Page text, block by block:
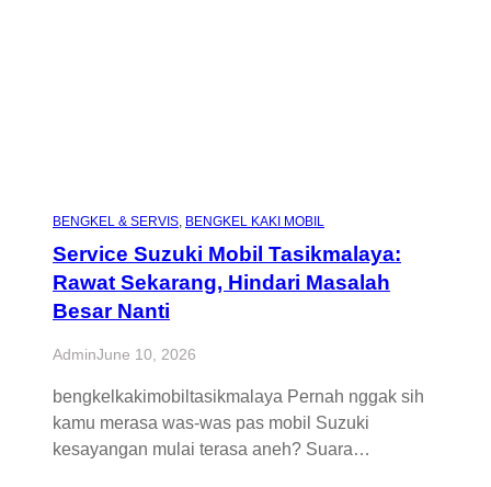
BENGKEL & SERVIS, BENGKEL KAKI MOBIL
Service Suzuki Mobil Tasikmalaya:
Rawat Sekarang, Hindari Masalah
Besar Nanti
AdminJune 10, 2026
bengkelkakimobiltasikmalaya Pernah nggak sih
kamu merasa was-was pas mobil Suzuki
kesayangan mulai terasa aneh? Suara…